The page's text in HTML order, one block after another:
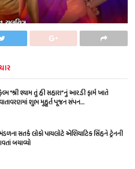
“શ્રી શ્યામ તું હી સહારા”નું આર.ડી ફાર્મ ખાતે
શુભ મુહૂર્ત પૂજન સંપન…
સતર્ક લોકો પાયલોટે એશિયાટિક સિંહને ટ્રેનની
બચાવ્યો